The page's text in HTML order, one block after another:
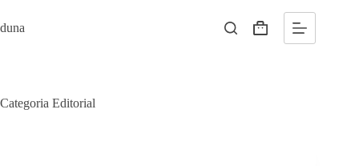
para
o
duna Carrinho
Categoria Editorial